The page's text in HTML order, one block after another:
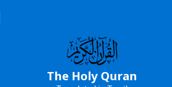
The Holy Quran